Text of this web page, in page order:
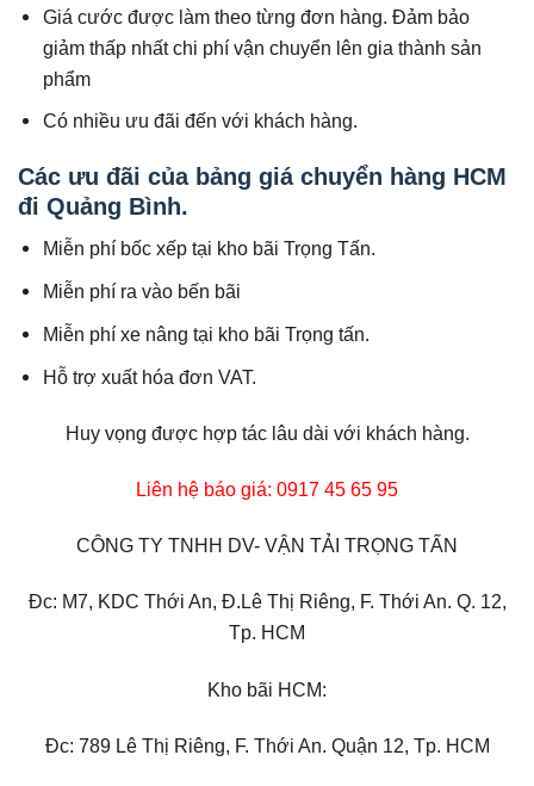
Giá cước được làm theo từng đơn hàng. Đảm bảo
giảm thấp nhất chi phí vận chuyển lên gia thành sản
phẩm
Có nhiều ưu đãi đến với khách hàng.
Các ưu đãi của bảng giá chuyển hàng HCM
đi Quảng Bình.
Miễn phí bốc xếp tại kho bãi Trọng Tấn.
Miễn phí ra vào bến bãi
Miễn phí xe nâng tại kho bãi Trọng tấn.
Hỗ trợ xuất hóa đơn VAT.
Huy vọng được hợp tác lâu dài với khách hàng.
Liên hệ báo giá: 0917 45 65 95
CÔNG TY TNHH DV- VẬN TẢI TRỌNG TẤN
Đc: M7, KDC Thới An, Đ.Lê Thị Riêng, F. Thới An. Q. 12,
Tp. HCM
Kho bãi HCM:
Đc: 789 Lê Thị Riêng, F. Thới An. Quận 12, Tp. HCM